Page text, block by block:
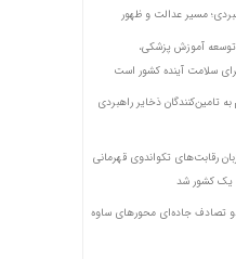
مسیر عدالت و ظهور
آموزش پزشکی،
سلامت آینده کشور است
به تامین‌کنندگان ذخایر راهبردی
رقابت‌های تکواندوی قهرمانی
یک کشور شد
دو تصادف جاده‌ای محورهای ساوه